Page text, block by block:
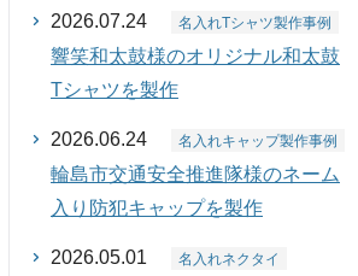
2026.07.24 名入れTシャツ製作事例
響笑和太鼓様のオリジナル和太鼓
Tシャツを製作
2026.06.24 名入れキャップ製作事例
輪島市交通安全推進隊様のネーム
入り防犯キャップを製作
2026.05.01 名入れネクタイ